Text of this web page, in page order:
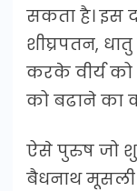
सकता है। इस
शीघ्रपतन,
करके वीर्य
को बढाने का
ऐसे पुरुष जो
बैधनाथ मूसली